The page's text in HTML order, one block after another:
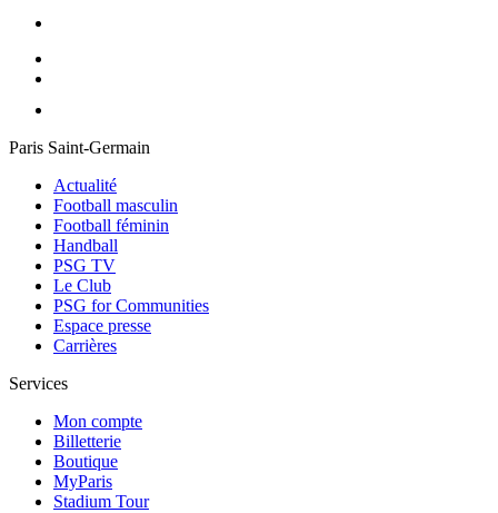
Paris Saint-Germain
Actualité
Football masculin
Football féminin
Handball
PSG TV
Le Club
PSG for Communities
Espace presse
Carrières
Services
Mon compte
Billetterie
Boutique
MyParis
Stadium Tour